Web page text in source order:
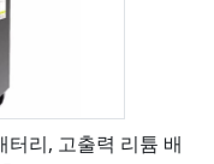
리, 고출력 리튬 배